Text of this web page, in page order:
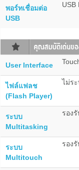
พอร์ทเชื่อมต่อ
USB
USB
User Interface
ไฟล์แฟลช
(Flash Player)
ไม่ร
ระบบ
Multitasking
รอง
ระบบ
Multitouch
รอง